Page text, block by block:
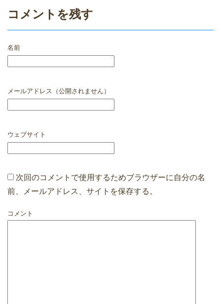
コメントを残す
名前
メールアドレス（公開されません）
ウェブサイト
次回のコメントで使用するためブラウザーに自分の名
前、メールアドレス、サイトを保存する。
コメント